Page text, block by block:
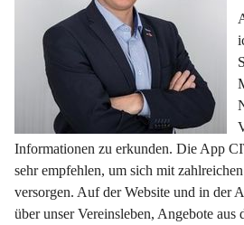
Informationen zu erkunden. Die App
sehr empfehlen, um sich mit
versorgen. Auf der Website und in der
über unser Vereinsleben, Angebote aus